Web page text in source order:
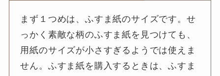
まず１つめは、ふすま紙のサイズです。せ
っかく素敵な柄のふすま紙を見つけても、
用紙のサイズが小さすぎるようでは使えま
せん。ふすま紙を購入するときは、ふすま